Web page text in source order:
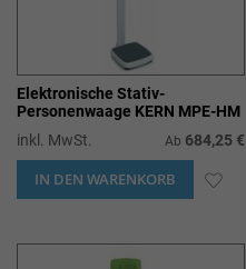
Elektronische Stativ-
Personenwaage KERN MPE-HM
inkl. MwSt.
Ab 684,25 €
IN DEN WARENKORB ZUR